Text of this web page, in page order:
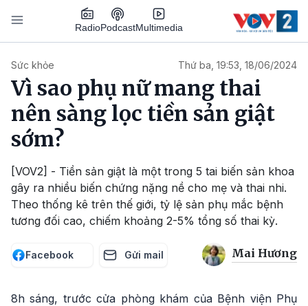
Nhảy đến nội dung
RadioPodcastMultimedia
Sức khỏe Thứ ba, 19:53, 18/06/2024
Vì sao phụ nữ mang thai
nên sàng lọc tiền sản giật
sớm?
[VOV2] - Tiền sản giật là một trong 5 tai biến sản khoa
gây ra nhiều biến chứng nặng nề cho mẹ và thai nhi.
Theo thống kê trên thế giới, tỷ lệ sản phụ mắc bệnh
tương đối cao, chiếm khoảng 2-5% tổng số thai kỳ.
Facebook Gửi mail Mai Hương
8h sáng, trước cửa phòng khám của Bệnh viện Phụ